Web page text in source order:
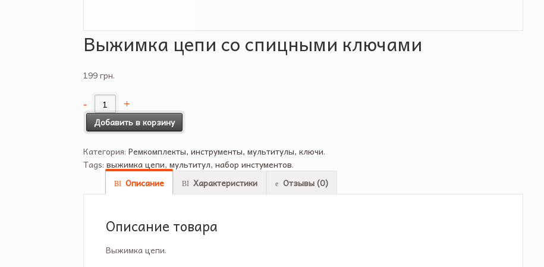
Выжимка цепи со спицными ключами
199 грн.
Добавить в корзину
Категория:Ремкомплекты, инструменты, мультитулы, ключи.
Tags:выжимка цепи,мультитул,набор инстументов.
Описание
Характеристики Отзывы (0)
Описание товара
Выжимка цепи.